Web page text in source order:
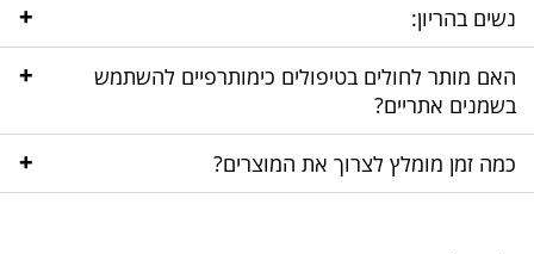
נשים בהריון: +
האם מותר לחולים בטיפולים כימותרפיים להשתמש
בשמנים אתריים?
+
כמה זמן מומלץ לצרוך את המוצרים? +